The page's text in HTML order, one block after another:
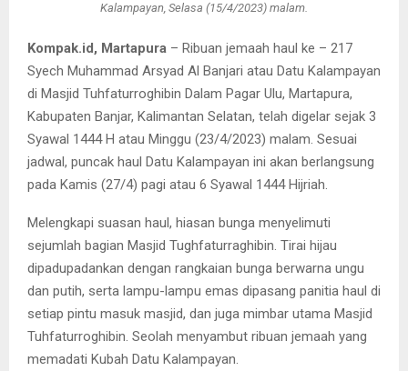
Kalampayan, Selasa (15/4/2023) malam.
Kompak.id, Martapura – Ribuan jemaah haul ke – 217
Syech Muhammad Arsyad Al Banjari atau Datu Kalampayan
di Masjid Tuhfaturroghibin Dalam Pagar Ulu, Martapura,
Kabupaten Banjar, Kalimantan Selatan, telah digelar sejak 3
Syawal 1444 H atau Minggu (23/4/2023) malam. Sesuai
jadwal, puncak haul Datu Kalampayan ini akan berlangsung
pada Kamis (27/4) pagi atau 6 Syawal 1444 Hijriah.
Melengkapi suasan haul, hiasan bunga menyelimuti
sejumlah bagian Masjid Tughfaturraghibin. Tirai hijau
dipadupadankan dengan rangkaian bunga berwarna ungu
dan putih, serta lampu-lampu emas dipasang panitia haul di
setiap pintu masuk masjid, dan juga mimbar utama Masjid
Tuhfaturroghibin. Seolah menyambut ribuan jemaah yang
memadati Kubah Datu Kalampayan.